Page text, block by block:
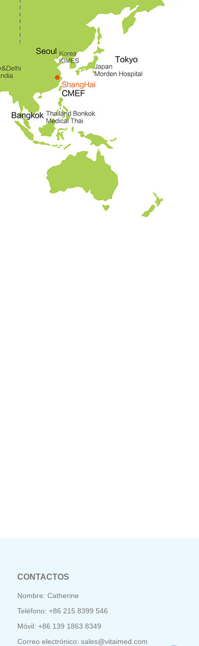
CONTACTOS
Nombre: Catherine
Teléfono: +86 215 8399 546
Móvil: +86 139 1863 8349
Correo electrónico: sales@vitaimed.com